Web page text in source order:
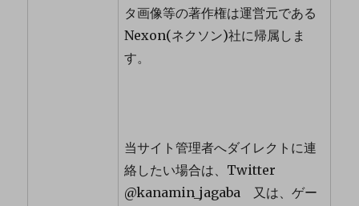
タ画像等の著作権は運営元である
Nexon(ネクソン)社に帰属しま
す。
当サイト管理者へダイレクトに連
絡したい場合は、Twitter
@kanamin_jagaba 又は、ゲー